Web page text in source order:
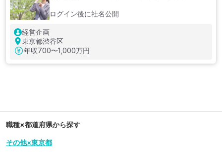
ログイン後に社名公開
経営企画
東京都渋谷区
年収700〜1,000万円
職種×都道府県から探す
その他×東京都